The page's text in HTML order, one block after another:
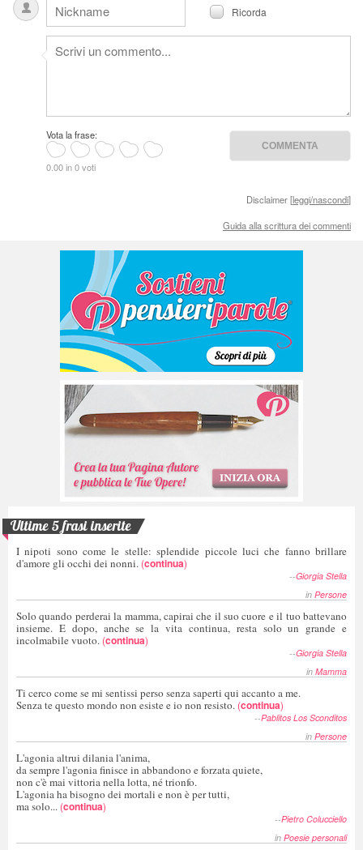
Ricorda
Vota la frase:
0.00 in 0 voti
Disclaimer [leggi/nascondi]
Guida alla scrittura dei commenti
Ultime 5 frasi inserite
I nipoti sono come le stelle: splendide piccole luci che fanno brillare
d'amore gli occhi dei nonni. (continua)
--Giorgia Stella
in Persone
Solo quando perderai la mamma, capirai che il suo cuore e il tuo battevano
insieme. E dopo, anche se la vita continua, resta solo un grande e
incolmabile vuoto. (continua)
--Giorgia Stella
in Mamma
Ti cerco come se mi sentissi perso senza saperti qui accanto a me.
Senza te questo mondo non esiste e io non resisto. (continua)
--Pablitos Los Sconditos
in Persone
L'agonia altrui dilania l'anima,
da sempre l'agonia finisce in abbandono e forzata quiete,
non c'è mai vittoria nella lotta, né trionfo.
L'agonia ha bisogno dei mortali e non è per tutti,
ma solo... (continua)
--Pietro Colucciello
in Poesie personali